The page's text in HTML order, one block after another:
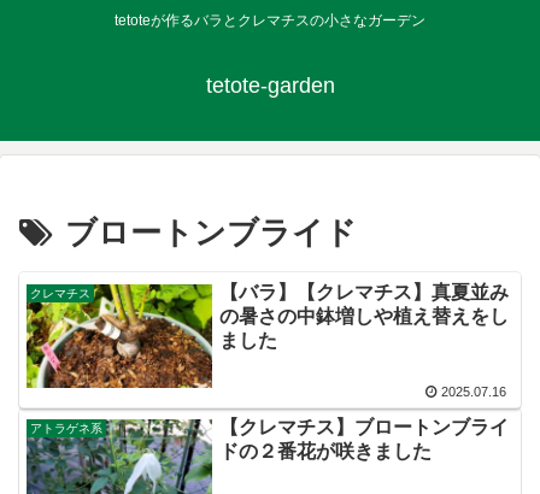
tetoteが作るバラとクレマチスの小さなガーデン
tetote-garden
ブロートンブライド
クレマチス
【バラ】【クレマチス】真夏並み
の暑さの中鉢増しや植え替えをし
ました
2025.07.16
アトラゲネ系
【クレマチス】ブロートンブライ
ドの２番花が咲きました